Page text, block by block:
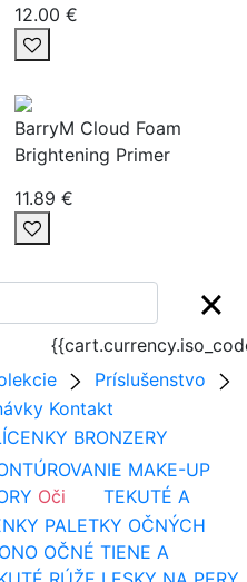
12.00 €
BarryM Cloud Foam
Brightening Primer
11.89 €
Príslušenstvo
Kontakt
BRONZERY
MAKE-UP
Oči
TEKUTÉ A
PALETKY OČNÝCH
OČNÉ TIENE A